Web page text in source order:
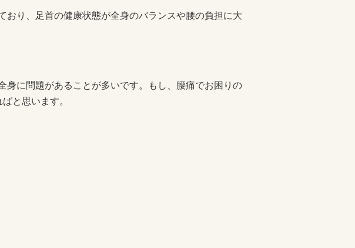
おり、足首の健康状態が全身のバランスや腰の負担に大
身に問題があることが多いです。もし、腰痛でお困りの
と思います。